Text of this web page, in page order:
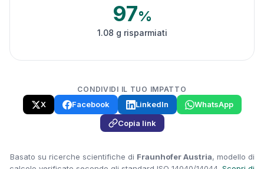
97%
1.08 g risparmiati
CONDIVIDI IL TUO IMPATTO
X Facebook LinkedIn
WhatsApp
Copia link
Basato su ricerche scientifiche di Fraunhofer Austria, modello di